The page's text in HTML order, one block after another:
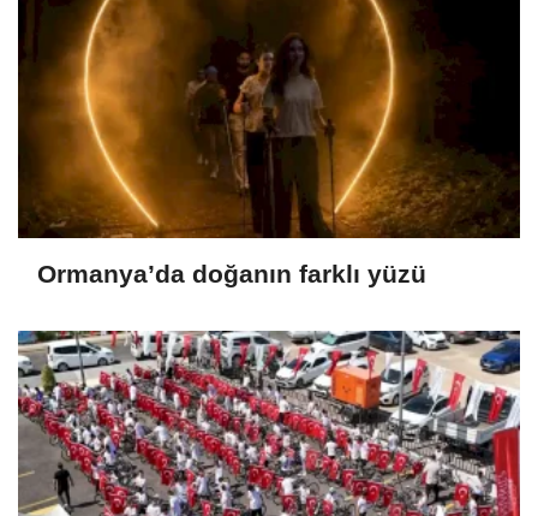
Ormanya’da doğanın farklı yüzü